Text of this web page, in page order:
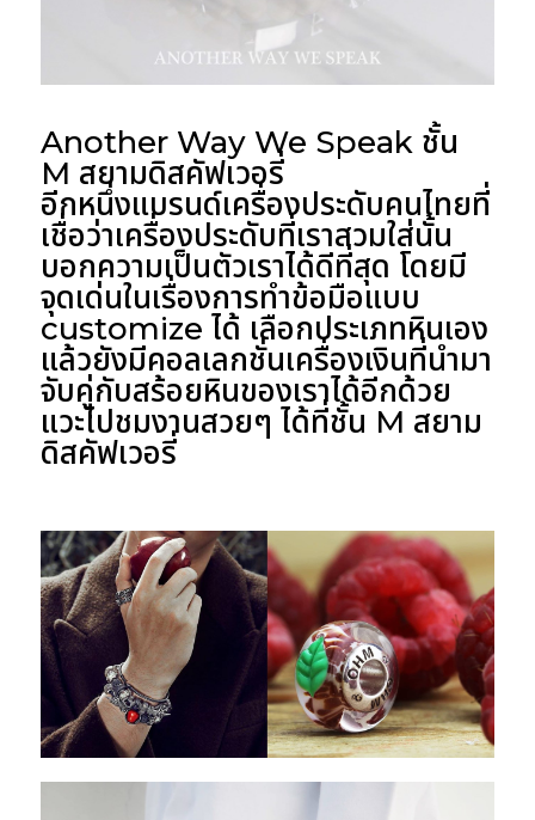
Another Way We Speak ชั้น
M สยามดิสคัฟเวอรี่
อีกหนึ่งแบรนด์เครื่องประดับคนไทยที่
เชื่อว่าเครื่องประดับที่เราสวมใส่นั้น
บอกความเป็นตัวเราได้ดีที่สุด โดยมี
จุดเด่นในเรื่องการทำข้อมือแบบ
customize ได้ เลือกประเภทหินเอง
แล้วยังมีคอลเลกชั่นเครื่องเงินที่นำมา
จับคู่กับสร้อยหินของเราได้อีกด้วย
แวะไปชมงานสวยๆ ได้ที่ชั้น M สยาม
ดิสคัฟเวอรี่